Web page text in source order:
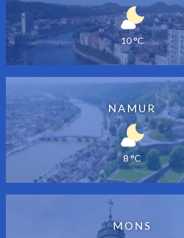
10 °C
NAMUR
8 °C
MONS